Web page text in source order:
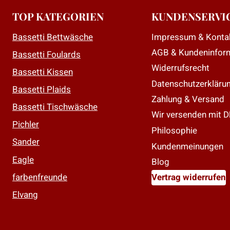
TOP KATEGORIEN
Bassetti Bettwäsche
Bassetti Foulards
Bassetti Kissen
Bassetti Plaids
Bassetti Tischwäsche
Pichler
Sander
Eagle
farbenfreunde
Elvang
Impressum &
AGB &
Widerrufsrecht
Zahlung & Versand
Wir versenden mit
Philosophie
Kundenmeinungen
Blog
Vertrag widerrufen